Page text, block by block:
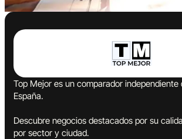
Top Mejor es un comparador independiente
España.
Descubre negocios destacados por su
por sector y ciudad.